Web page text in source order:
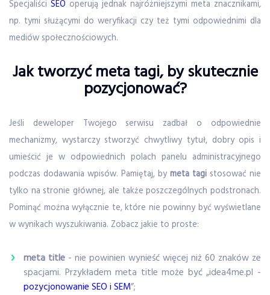
Specjaliści SEO operują jednak najróżniejszymi meta znacznikami,
np. tymi służącymi do weryfikacji czy też tymi odpowiednimi dla
mediów społecznościowych.
Jak tworzyć meta tagi, by skutecznie
pozycjonować?
Jeśli deweloper Twojego serwisu zadbał o odpowiednie
mechanizmy, wystarczy stworzyć chwytliwy tytuł, dobry opis i
umieścić je w odpowiednich polach panelu administracyjnego
podczas dodawania wpisów. Pamiętaj, by meta tagi stosować nie
tylko na stronie głównej, ale także poszczególnych podstronach.
Pominąć można wyłącznie te, które nie powinny być wyświetlane
w wynikach wyszukiwania. Zobacz jakie to proste:
meta title - nie powinien wynieść więcej niż 60 znaków ze
spacjami. Przykładem meta title może być „idea4me.pl -
pozycjonowanie SEO i SEM”;